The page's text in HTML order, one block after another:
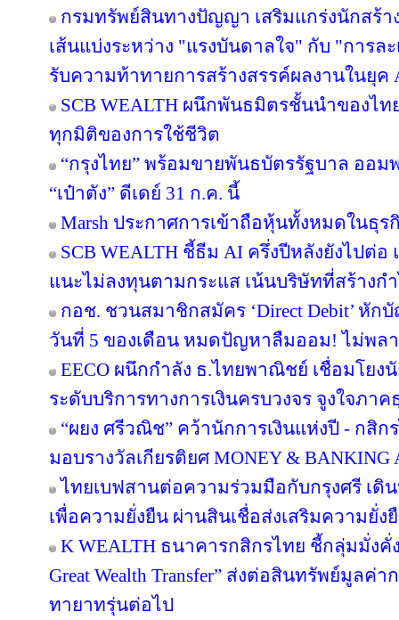
กรมทรัพย์สินทางปัญญา เสริมแกร่งนักสร้า
เส้นแบ่งระหว่าง "แรงบันดาลใจ" กับ "การ
รับความท้าทายการสร้างสรรค์ผลงานในยุค
SCB WEALTH ผนึกพันธมิตรชั้นนำของไ
ทุกมิติของการใช้ชีวิต
“กรุงไทย” พร้อมขายพันธบัตรรัฐบาล ออ
“เป๋าตัง” ดีเดย์ 31 ก.ค. นี้
Marsh ประกาศการเข้าถือหุ้นทั้งหมดในธุร
SCB WEALTH ชี้ธีม AI ครึ่งปีหลังยังไปต่
แนะไม่ลงทุนตามกระแส เน้นบริษัทที่สร้างก
กอช. ชวนสมาชิกสมัคร ‘Direct Debit’ หั
วันที่ 5 ของเดือน หมดปัญหาลืมออม! ไม่พล
EECO ผนึกกำลัง ธ.ไทยพาณิชย์ เชื่อมโยง
ระดับบริการทางการเงินครบวงจร จูงใจภา
“ผยง ศรีวณิช” คว้านักการเงินแห่งปี - กสิ
มอบรางวัลเกียรติยศ MONEY & BANKING
ไทยเบฟสานต่อความร่วมมือกับกรุงศรี เดิ
เพื่อความยั่งยืน ผ่านสินเชื่อส่งเสริมความยั่ง
K WEALTH ธนาคารกสิกรไทย ชี้กลุ่มมั่งคั่
Great Wealth Transfer” ส่งต่อสินทรัพย์มูลค่
ทายาทรุ่นต่อไป